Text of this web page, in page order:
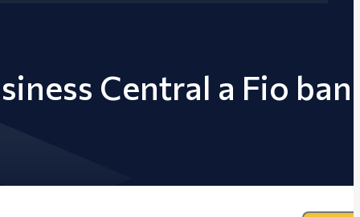
Central a Fio